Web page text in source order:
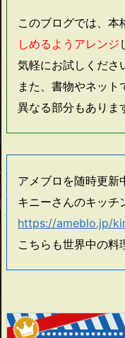
このブログでは、本
しめるようアレンジ
気軽にお試しくださ
また、書物やネッ
異なる部分もありま
アメブロを随時更新
キニーさんのキッチ
https://ameblo.jp/
こちらも世界中の料